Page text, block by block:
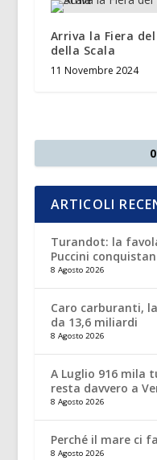
Arriva la Fiera
della Scala
11 Novembre 2024
ARTICOLI
Turandot: la
Puccini
8 Agosto 2026
Caro carburanti,
da 13,6 miliardi
8 Agosto 2026
A Luglio 916 mila
resta davvero a
8 Agosto 2026
Perché il mare ci
8 Agosto 2026